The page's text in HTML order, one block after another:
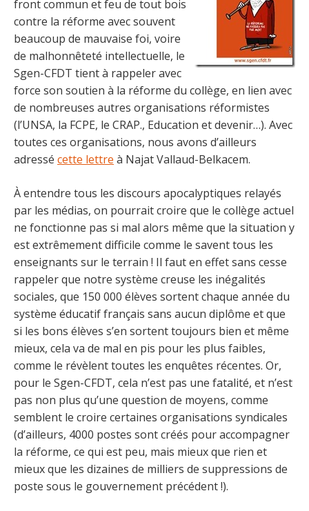
front commun et feu de tout bois
contre la réforme avec souvent
beaucoup de mauvaise foi, voire
de malhonnêteté intellectuelle, le
Sgen-CFDT tient à rappeler avec
force son soutien à la réforme du collège, en lien avec
de nombreuses autres organisations réformistes
(l’UNSA, la FCPE, le CRAP., Education et devenir…). Avec
toutes ces organisations, nous avons d’ailleurs
adressé cette lettre à Najat Vallaud-Belkacem.
À entendre tous les discours apocalyptiques relayés
par les médias, on pourrait croire que le collège actuel
ne fonctionne pas si mal alors même que la situation y
est extrêmement difficile comme le savent tous les
enseignants sur le terrain ! Il faut en effet sans cesse
rappeler que notre système creuse les inégalités
sociales, que 150 000 élèves sortent chaque année du
système éducatif français sans aucun diplôme et que
si les bons élèves s’en sortent toujours bien et même
mieux, cela va de mal en pis pour les plus faibles,
comme le révèlent toutes les enquêtes récentes. Or,
pour le Sgen-CFDT, cela n’est pas une fatalité, et n’est
pas non plus qu’une question de moyens, comme
semblent le croire certaines organisations syndicales
(d’ailleurs, 4000 postes sont créés pour accompagner
la réforme, ce qui est peu, mais mieux que rien et
mieux que les dizaines de milliers de suppressions de
poste sous le gouvernement précédent !).